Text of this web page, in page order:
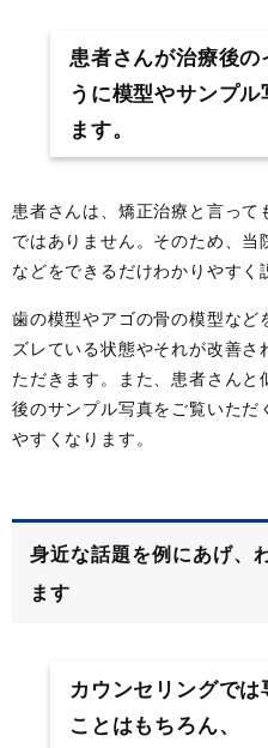
患者さんが治療後の
うに模型やサンプ
ます。
患者さんは、矯正治療と言っ
ではありません。そのため、
などをできるだけわかりやすく
歯の模型やアゴの骨の模型な
ズレている状態やそれが改善
ただきます。また、患者さん
後のサンプル写真をご覧いただ
やすくなります。
身近な話題を例にあげ、
ます
カウンセリングで
ことはもちろん、